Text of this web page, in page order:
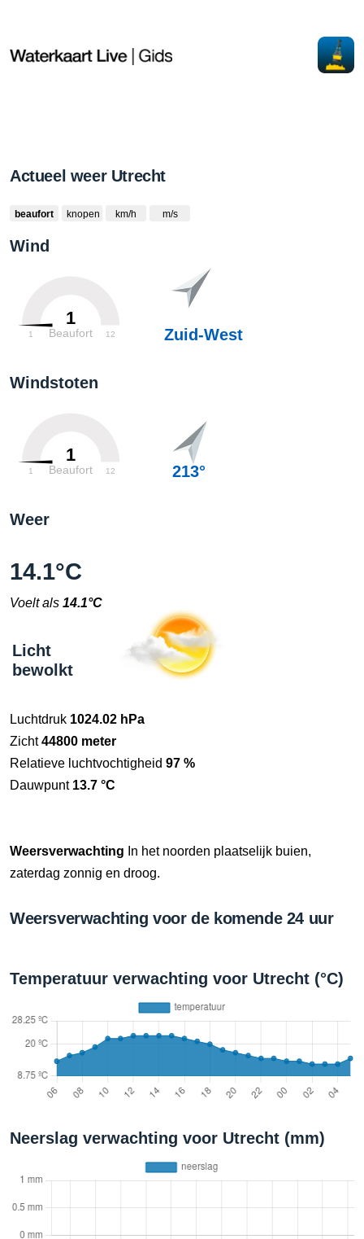
Actueel weer Utrecht
beaufort knopen km/h m/s
Wind
1
Beaufort
1 12 Zuid-West
Windstoten
1
Beaufort
1 12 213°
Weer
14.1°C
Voelt als 14.1°C
Licht
bewolkt
Luchtdruk 1024.02 hPa
Zicht44800 meter
Relatieve luchtvochtigheid 97 %
Dauwpunt 13.7 °C
Weersverwachting In het noorden plaatselijk buien,
zaterdag zonnig en droog.
Weersverwachting voor de komende 24 uur
Temperatuur verwachting voor Utrecht (°C)
Neerslag verwachting voor Utrecht (mm)